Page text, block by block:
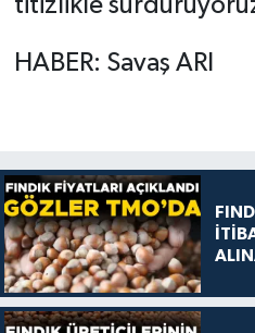
HABER: Savaş ARI